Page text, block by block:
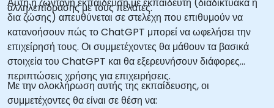
αλληλεπίδρασης με τους πελάτες.
δια ζώσης) απευθύνεται σε στελέχη που επιθυμούν να
κατανοήσουν πώς το ChatGPT μπορεί να ωφελήσει την
επιχείρησή τους. Οι συμμετέχοντες θα μάθουν τα βασικά
στοιχεία του ChatGPT και θα εξερευνήσουν διάφορες
περιπτώσεις χρήσης για επιχειρήσεις.
Με την ολοκλήρωση αυτής της εκπαίδευσης, οι
συμμετέχοντες θα είναι σε θέση να: